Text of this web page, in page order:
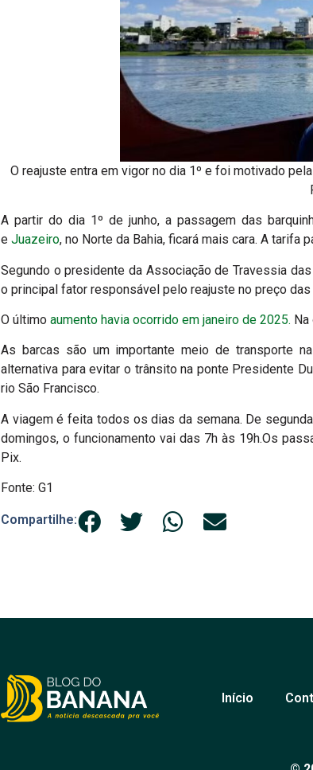
O reajuste entra em vigor no dia 1º e foi motivado
A partir do dia 1º de junho, a passagem das
e Juazeiro, no Norte da Bahia, ficará mais cara. A tarifa
Segundo o presidente da Associação de Travessia
o principal fator responsável pelo reajuste no preço
O último aumento havia ocorrido em janeiro de 2025. Na
As barcas são um importante meio de transporte
alternativa para evitar o trânsito na ponte Presidente
rio São Francisco.
A viagem é feita todos os dias da semana. De
domingos, o funcionamento vai das 7h às 19h.Os
Pix.
Fonte: G1
Compartilhe:
Início